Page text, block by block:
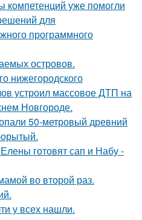
компетенций уже помогли
для
программного
островов.
нижегородского
устроил массовое ДТП на
Новгороде.
50-метровый древний
готовят сап и Набу -
во второй раз.
у всех нашли.